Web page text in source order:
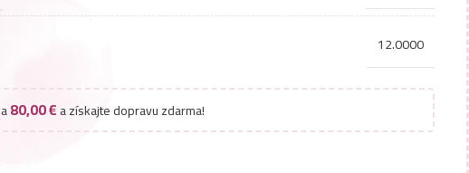
12.0000
80,00€a získajte dopravu zdarma!